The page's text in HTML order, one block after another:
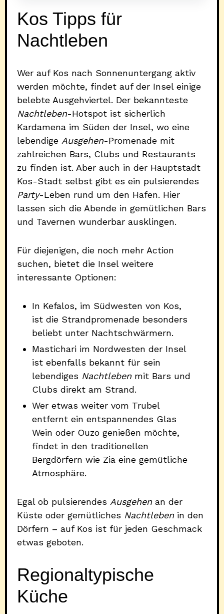
Kos Tipps für
Nachtleben
Wer auf Kos nach Sonnenuntergang aktiv
werden möchte, findet auf der Insel einige
belebte Ausgehviertel. Der bekannteste
Nachtleben-Hotspot ist sicherlich
Kardamena im Süden der Insel, wo eine
lebendige Ausgehen-Promenade mit
zahlreichen Bars, Clubs und Restaurants
zu finden ist. Aber auch in der Hauptstadt
Kos-Stadt selbst gibt es ein pulsierendes
Party-Leben rund um den Hafen. Hier
lassen sich die Abende in gemütlichen Bars
und Tavernen wunderbar ausklingen.
Für diejenigen, die noch mehr Action
suchen, bietet die Insel weitere
interessante Optionen:
In Kefalos, im Südwesten von Kos,
ist die Strandpromenade besonders
beliebt unter Nachtschwärmern.
Mastichari im Nordwesten der Insel
ist ebenfalls bekannt für sein
lebendiges Nachtlebenmit Bars und
Clubs direkt am Strand.
Wer etwas weiter vom Trubel
entfernt ein entspannendes Glas
Wein oder Ouzo genießen möchte,
findet in den traditionellen
Bergdörfern wie Zia eine gemütliche
Atmosphäre.
Egal ob pulsierendes Ausgehenan der
Küste oder gemütliches Nachtlebenin den
Dörfern – auf Kos ist für jeden Geschmack
etwas geboten.
Regionaltypische
Küche